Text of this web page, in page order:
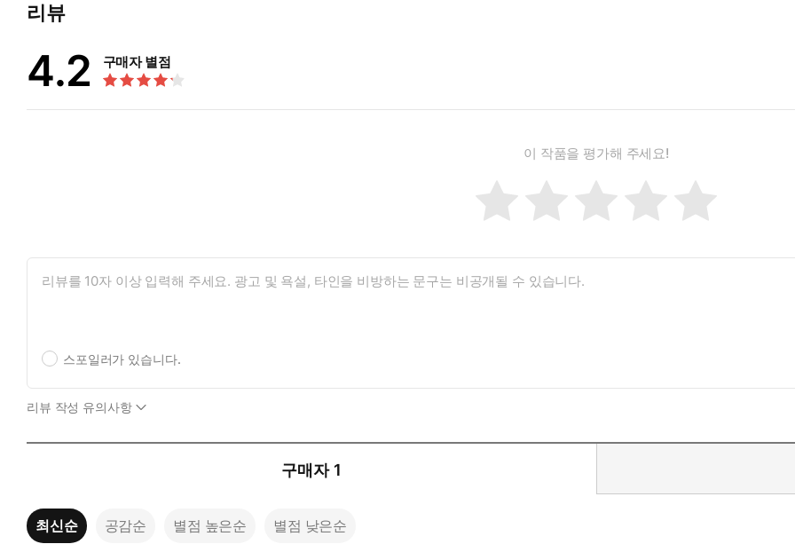
존경심을 표하는 이유다. 『브랜드 설계자』는 한순간 반짝에 그치지 않고 고객과 함께 성장하며 세상을 바꿔나가려는 모든 브랜더를
리뷰
4.2 구매자 별점
이 작품을 평가해 주세요!
스포일러가 있습니다.
리뷰 작성 유의사항
구매자 1
최신순 공감순 별점 높은순 별점 낮은순